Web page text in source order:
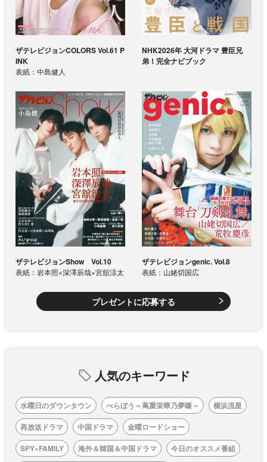
ザテレビジョンCOLORS Vol.61 P
INK
表紙：中島健人
NHK2026年 大河ドラマ 豊臣兄
弟！完全ナビブック
ザテレビジョンShow Vol.10
表紙：岩本照×深澤辰哉×宮舘涼太
ザテレビジョンgenic. Vol.8
表紙：山姥切国広
プレゼントに応募する
人気のキーワード
水曜日のダウンタウン べらぼう～蔦重栄華乃夢噺～
横浜流星
再放送ドラマ
中国ドラマ
金曜ロードショー
SPY×FAMILY
海外＆韓国＆中国ドラマ
今日のオススメ番組